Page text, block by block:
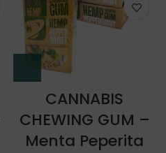
CANNABIS
CHEWING GUM –
Menta Peperita